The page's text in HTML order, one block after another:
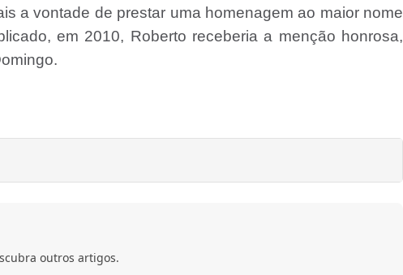
a vontade de prestar uma homenagem ao maior nome
em 2010, Roberto receberia a menção honrosa,
outros artigos.